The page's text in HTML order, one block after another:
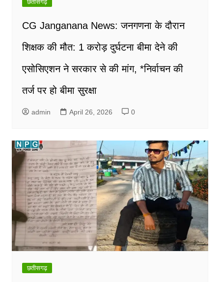
छतीसगढ़
CG Janganana News: जनगणना के दौरान
शिक्षक की मौत: 1 करोड़ दुर्घटना बीमा देने की
एसोसिएशन ने सरकार से की मांग, *निर्वाचन की
तर्ज पर हो बीमा सुरक्षा
admin April 26, 2026 0
छतीसगढ़